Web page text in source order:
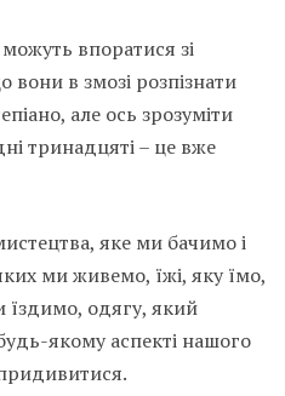
впоратися зі
в змозі розпізнати
але ось зрозуміти
тринадцяті – це вже
яке ми бачимо і
ми живемо, їжі, яку їмо,
одягу, який
якому аспекті нашого